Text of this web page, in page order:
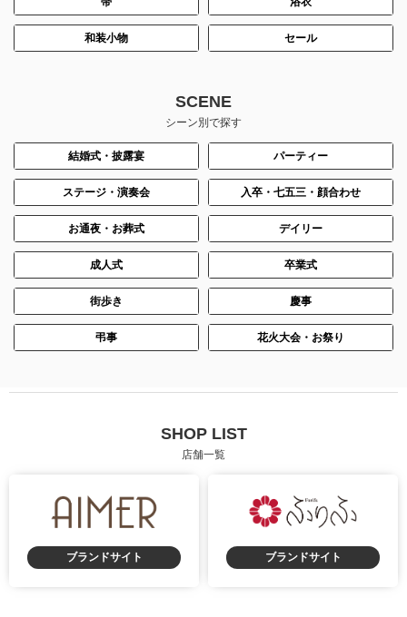
和装小物 セール
SCENE
シーン別で探す
結婚式・披露宴 パーティー
ステージ・演奏会 入卒・七五三・顔合わせ
お通夜・お葬式 デイリー
成人式 卒業式
街歩き 慶事
弔事 花火大会・お祭り
SHOP LIST
店舗一覧
ブランドサイト ブランドサイト